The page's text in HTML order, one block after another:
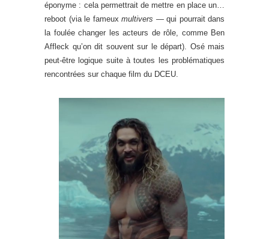
éponyme : cela permettrait de mettre en place un…
reboot (via le fameux multivers — qui pourrait dans
la foulée changer les acteurs de rôle, comme Ben
Affleck qu’on dit souvent sur le départ). Osé mais
peut-être logique suite à toutes les problématiques
rencontrées sur chaque film du DCEU.